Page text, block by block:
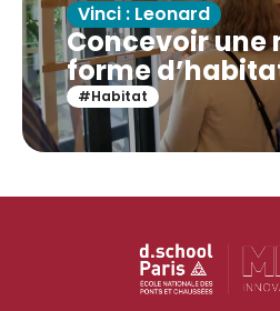
Vinci : Leonard
Concevoir une
forme
#Habitat